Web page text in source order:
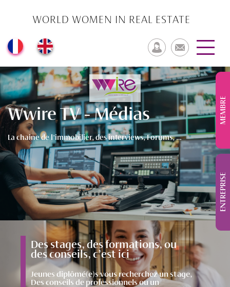
ENTREPRISE
MEMBRE
WORLD WOMEN IN REAL ESTATE
Wwire TV - Médias
La chaine de l'immobilier, des interviews, Forums, …
Des stages, des formations, ou
des conseils, c’est ici
Jeunes diplômé(e)s vous recherchez un stage,
Des conseils de professionnels ou un